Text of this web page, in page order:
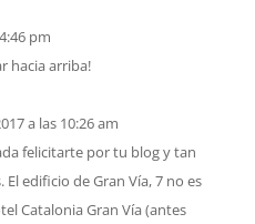
pm
hacia arriba!
a las 10:26 am
felicitarte por tu blog y tan
edificio de Gran Vía, 7 no es
Catalonia Gran Vía (antes